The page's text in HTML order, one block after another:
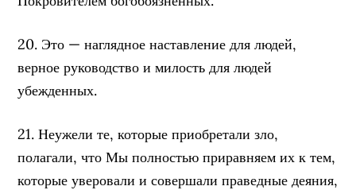
20. Это — наглядное наставление для людей,
верное руководство и милость для людей
убежденных.
21. Неужели те, которые приобретали зло,
полагали, что Мы полностью приравняем их к тем,
которые уверовали и совершали праведные деяния,